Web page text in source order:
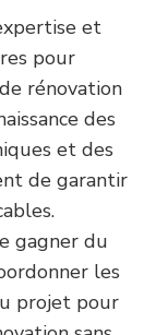
et
pour
rénovation
des
et des
de garantir
gagner du
les
projet pour